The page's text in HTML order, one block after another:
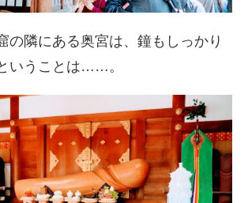
の隣にある奥宮は、鐘もしっかり
いうことは……。